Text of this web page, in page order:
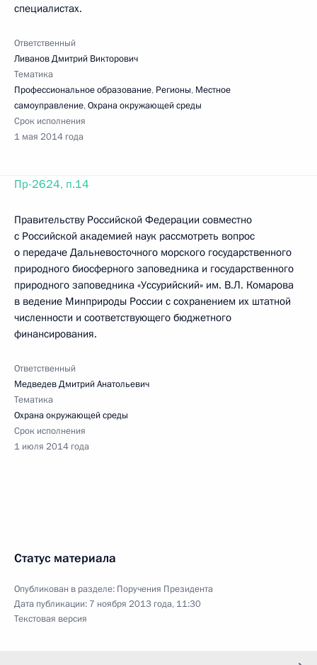
специалистах.
Ответственный
Ливанов Дмитрий Викторович
Тематика
Профессиональное образование, Регионы, Местное
самоуправление,Охрана окружающей среды
Срок исполнения
1 мая 2014 года
Пр-2624, п.14
Правительству Российской Федерации совместно
с Российской академией наук рассмотреть вопрос
о передаче Дальневосточного морского государственного
природного биосферного заповедника и государственного
природного заповедника «Уссурийский» им. В.Л. Комарова
в ведение Минприроды России с сохранением их штатной
численности и соответствующего бюджетного
финансирования.
Ответственный
Медведев Дмитрий Анатольевич
Тематика
Охрана окружающей среды
Срок исполнения
1 июля 2014 года
Статус материала
Опубликован в разделе: Поручения Президента
Дата публикации: 7 ноября 2013 года, 11:30
Текстовая версия